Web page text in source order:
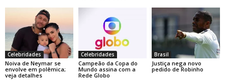
Celebridades
Noiva de Neymar se
envolve em polêmica;
veja detalhes
Celebridades
Campeão da Copa do
Mundo assina com a
Rede Globo
Brasil
Justiça nega novo
pedido de Robinho